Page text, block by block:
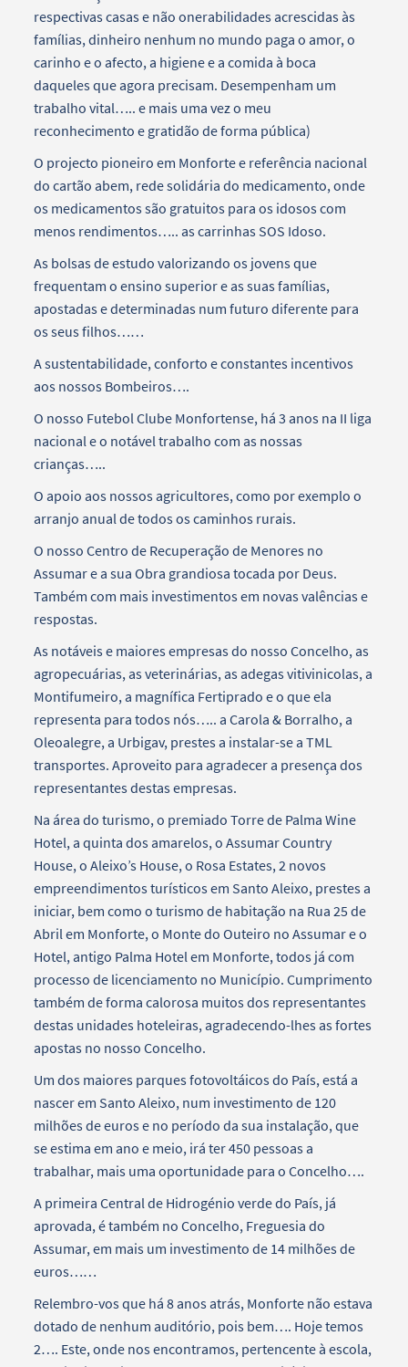
respectivas casas e não onerabilidades acrescidas às
famílias, dinheiro nenhum no mundo paga o amor, o
carinho e o afecto, a higiene e a comida à boca
daqueles que agora precisam. Desempenham um
trabalho vital….. e mais uma vez o meu
reconhecimento e gratidão de forma pública)
O projecto pioneiro em Monforte e referência nacional
do cartão abem, rede solidária do medicamento, onde
os medicamentos são gratuitos para os idosos com
menos rendimentos….. as carrinhas SOS Idoso.
As bolsas de estudo valorizando os jovens que
frequentam o ensino superior e as suas famílias,
apostadas e determinadas num futuro diferente para
os seus filhos……
A sustentabilidade, conforto e constantes incentivos
aos nossos Bombeiros….
O nosso Futebol Clube Monfortense, há 3 anos na II liga
nacional e o notável trabalho com as nossas
crianças…..
O apoio aos nossos agricultores, como por exemplo o
arranjo anual de todos os caminhos rurais.
O nosso Centro de Recuperação de Menores no
Assumar e a sua Obra grandiosa tocada por Deus.
Também com mais investimentos em novas valências e
respostas.
As notáveis e maiores empresas do nosso Concelho, as
agropecuárias, as veterinárias, as adegas vitivinicolas, a
Montifumeiro, a magnífica Fertiprado e o que ela
representa para todos nós….. a Carola & Borralho, a
Oleoalegre, a Urbigav, prestes a instalar-se a TML
transportes. Aproveito para agradecer a presença dos
representantes destas empresas.
Na área do turismo, o premiado Torre de Palma Wine
Hotel, a quinta dos amarelos, o Assumar Country
House, o Aleixo’s House, o Rosa Estates, 2 novos
empreendimentos turísticos em Santo Aleixo, prestes a
iniciar, bem como o turismo de habitação na Rua 25 de
Abril em Monforte, o Monte do Outeiro no Assumar e o
Hotel, antigo Palma Hotel em Monforte, todos já com
processo de licenciamento no Município. Cumprimento
também de forma calorosa muitos dos representantes
destas unidades hoteleiras, agradecendo-lhes as fortes
apostas no nosso Concelho.
Um dos maiores parques fotovoltáicos do País, está a
nascer em Santo Aleixo, num investimento de 120
milhões de euros e no período da sua instalação, que
se estima em ano e meio, irá ter 450 pessoas a
trabalhar, mais uma oportunidade para o Concelho….
A primeira Central de Hidrogénio verde do País, já
aprovada, é também no Concelho, Freguesia do
Assumar, em mais um investimento de 14 milhões de
euros……
Relembro-vos que há 8 anos atrás, Monforte não estava
dotado de nenhum auditório, pois bem…. Hoje temos
2…. Este, onde nos encontramos, pertencente à escola,